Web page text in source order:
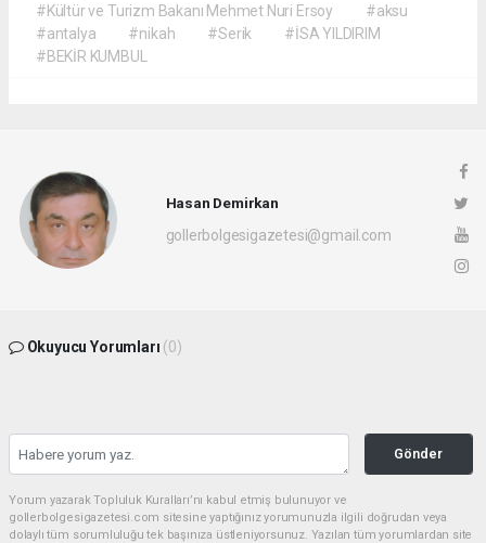
#Kültür ve Turizm Bakanı Mehmet Nuri Ersoy
#aksu
#antalya
#nikah #Serik
#İSA YILDIRIM
#BEKİR KUMBUL
Hasan Demirkan
gollerbolgesigazetesi@gmail.com
Okuyucu Yorumları (0)
Gönder
Yorum yazarak Topluluk Kuralları’nı kabul etmiş bulunuyor ve
gollerbolgesigazetesi.com sitesine yaptığınız yorumunuzla ilgili doğrudan veya
dolaylı tüm sorumluluğu tek başınıza üstleniyorsunuz. Yazılan tüm yorumlardan site